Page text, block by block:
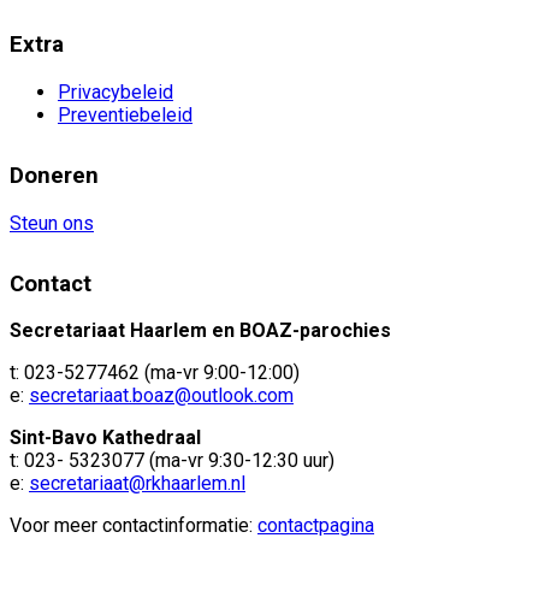
Extra
Privacybeleid
Preventiebeleid
Doneren
Steun ons
Contact
Secretariaat Haarlem en BOAZ-parochies
t: 023-5277462 (ma-vr 9:00-12:00)
e: secretariaat.boaz@outlook.com
Sint-Bavo Kathedraal
t: 023- 5323077 (ma-vr 9:30-12:30 uur)
e: secretariaat@rkhaarlem.nl
Voor meer contactinformatie: contactpagina